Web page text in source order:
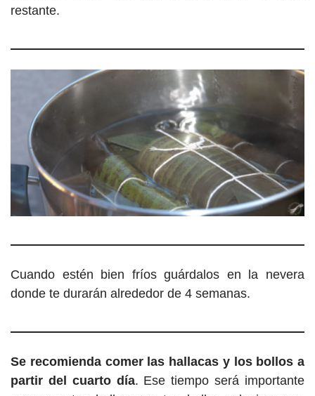
restante.
Cuando estén bien fríos guárdalos en la nevera
donde te durarán alrededor de 4 semanas.
Se recomienda comer las hallacas y los bollos a
partir del cuarto día. Ese tiempo será importante